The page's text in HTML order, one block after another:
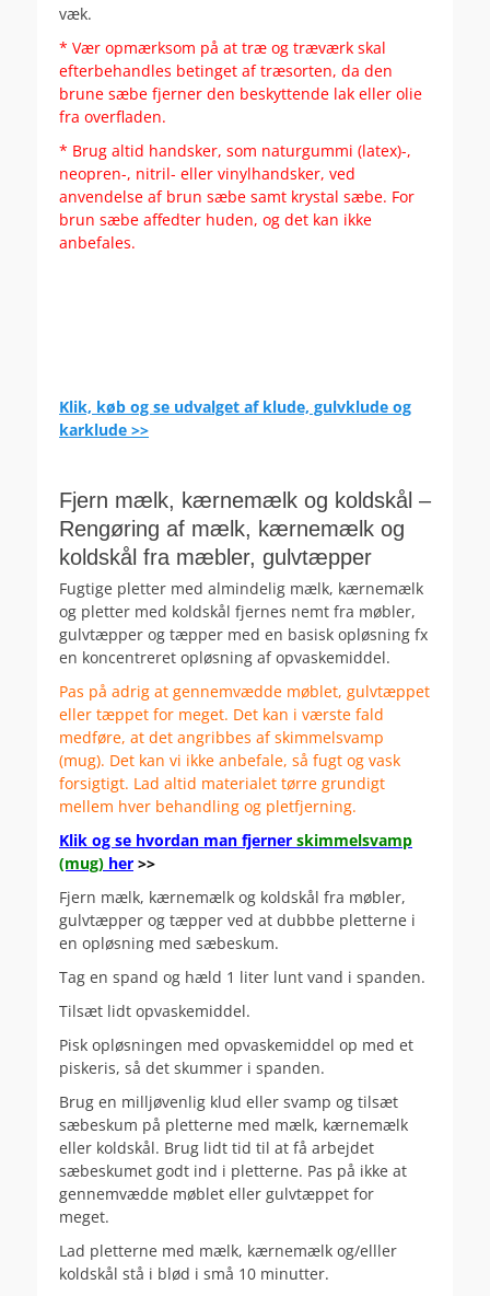
væk.
* Vær opmærksom på at træ og træværk skal
efterbehandles betinget af træsorten, da den
brune sæbe fjerner den beskyttende lak eller olie
fra overfladen.
* Brug altid handsker, som naturgummi (latex)-,
neopren-, nitril- eller vinylhandsker, ved
anvendelse af brun sæbe samt krystal sæbe. For
brun sæbe affedter huden, og det kan ikke
anbefales.
Klik, køb og se udvalget af klude, gulvklude og
karklude >>
Fjern mælk, kærnemælk og koldskål –
Rengøring af mælk, kærnemælk og
koldskål fra mæbler, gulvtæpper
Fugtige pletter med almindelig mælk, kærnemælk
og pletter med koldskål fjernes nemt fra møbler,
gulvtæpper og tæpper med en basisk opløsning fx
en koncentreret opløsning af opvaskemiddel.
Pas på adrig at gennemvædde møblet, gulvtæppet
eller tæppet for meget. Det kan i værste fald
medføre, at det angribbes af skimmelsvamp
(mug). Det kan vi ikke anbefale, så fugt og vask
forsigtigt. Lad altid materialet tørre grundigt
mellem hver behandling og pletfjerning.
Klik og se hvordan man fjerner skimmelsvamp
(mug) her >>
Fjern mælk, kærnemælk og koldskål fra møbler,
gulvtæpper og tæpper ved at dubbbe pletterne i
en opløsning med sæbeskum.
Tag en spand og hæld 1 liter lunt vand i spanden.
Tilsæt lidt opvaskemiddel.
Pisk opløsningen med opvaskemiddel op med et
piskeris, så det skummer i spanden.
Brug en milljøvenlig klud eller svamp og tilsæt
sæbeskum på pletterne med mælk, kærnemælk
eller koldskål. Brug lidt tid til at få arbejdet
sæbeskumet godt ind i pletterne. Pas på ikke at
gennemvædde møblet eller gulvtæppet for
meget.
Lad pletterne med mælk, kærnemælk og/elller
koldskål stå i blød i små 10 minutter.